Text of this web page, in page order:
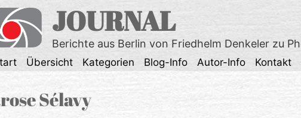
JOURNAL
Berichte aus Berlin von Friedhelm Denkeler zu
Übersicht Kategorien Blog-Info Autor-Info Kontakt
Sélavy